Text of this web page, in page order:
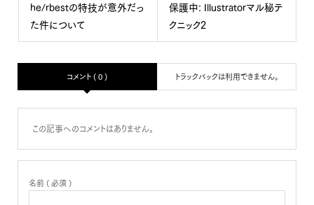
he/rbestの特技が意外だっ
た件について
保護中: Illustratorマル秘テ
クニック2
コメント ( 0 ) トラックバックは利用できません。
この記事へのコメントはありません。
名前 ( 必須 )